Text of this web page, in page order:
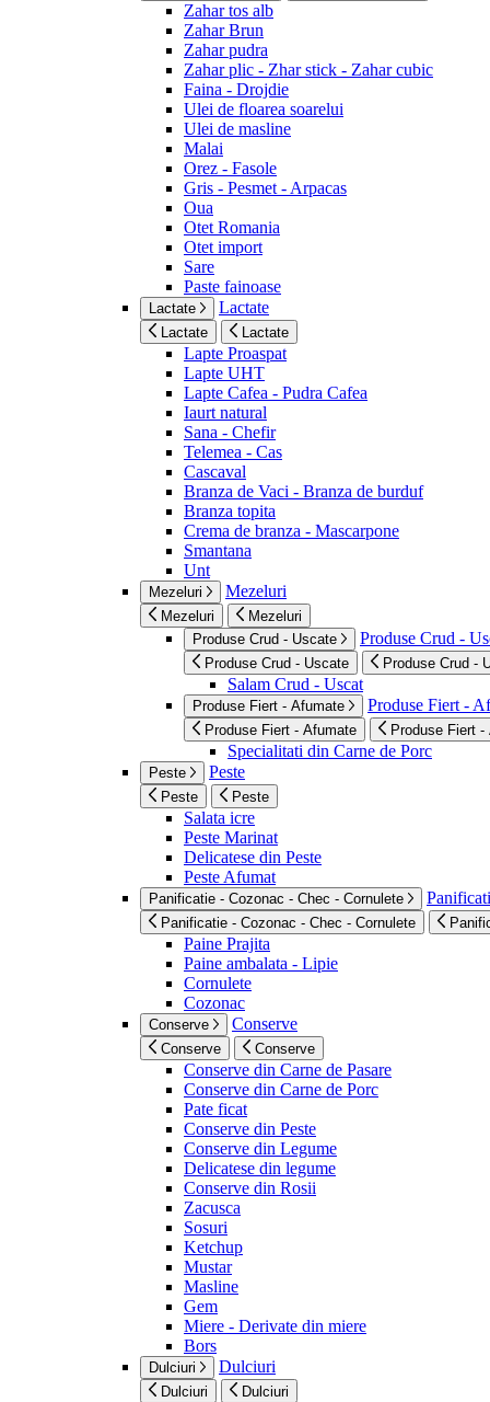
Zahar tos alb
Zahar Brun
Zahar pudra
Zahar plic - Zhar stick - Zahar cubic
Faina - Drojdie
Ulei de floarea soarelui
Ulei de masline
Malai
Orez - Fasole
Gris - Pesmet - Arpacas
Oua
Otet Romania
Otet import
Sare
Paste fainoase
Lactate Lactate
Lactate Lactate
Lapte Proaspat
Lapte UHT
Lapte Cafea - Pudra Cafea
Iaurt natural
Sana - Chefir
Telemea - Cas
Cascaval
Branza de Vaci - Branza de burduf
Branza topita
Crema de branza - Mascarpone
Smantana
Unt
Mezeluri Mezeluri
Mezeluri
Mezeluri
Produse Crud - Uscate
Produse Crud -
Produse Crud - Uscate Produse Crud -
Salam Crud - Uscat
Produse Fiert - Afumate Produse Fiert -
Produse Fiert - Afumate Produse Fiert -
Specialitati din Carne de Porc
Peste Peste
Peste Peste
Salata icre
Peste Marinat
Delicatese din Peste
Peste Afumat
Panificatie - Cozonac - Chec - Cornulete
Panificatie - Cozonac - Chec - Cornulete
Paine Prajita
Paine ambalata - Lipie
Cornulete
Cozonac
Conserve Conserve
Conserve Conserve
Conserve din Carne de Pasare
Conserve din Carne de Porc
Pate ficat
Conserve din Peste
Conserve din Legume
Delicatese din legume
Conserve din Rosii
Zacusca
Sosuri
Ketchup
Mustar
Masline
Gem
Miere - Derivate din miere
Bors
Dulciuri Dulciuri
Dulciuri Dulciuri